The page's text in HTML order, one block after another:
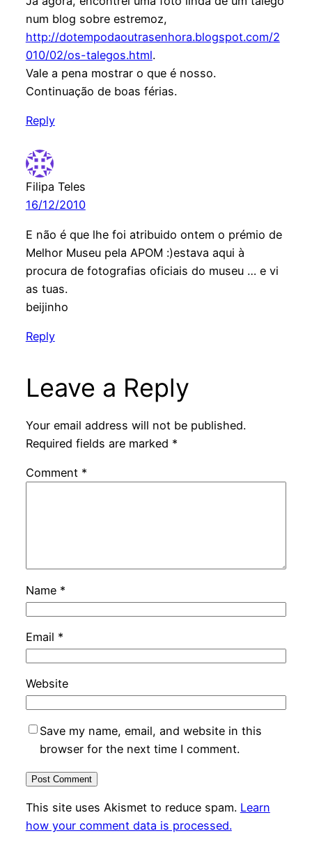
num blog sobre estremoz,
http://dotempodaoutrasenhora.blogspot.com/2
010/02/os-talegos.html.
Vale a pena mostrar o que é nosso.
Continuação de boas férias.
Reply
Filipa Teles
16/12/2010
E não é que lhe foi atribuido ontem o prémio de
Melhor Museu pela APOM :)estava aqui à
procura de fotografias oficiais do museu … e vi
as tuas.
beijinho
Reply
Leave a Reply
Your email address will not be published.
Required fields are marked *
Comment *
Name *
Email *
Website
Save my name, email, and website in this
browser for the next time I comment.
This site uses Akismet to reduce spam. Learn
how your comment data is processed.